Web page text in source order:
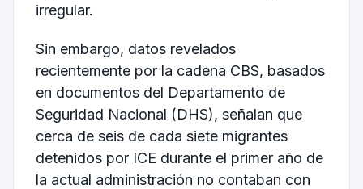
irregular.
Sin embargo, datos revelados
recientemente por la cadena CBS, basados
en documentos del Departamento de
Seguridad Nacional (DHS), señalan que
cerca de seis de cada siete migrantes
detenidos por ICE durante el primer año de
la actual administración no contaban con